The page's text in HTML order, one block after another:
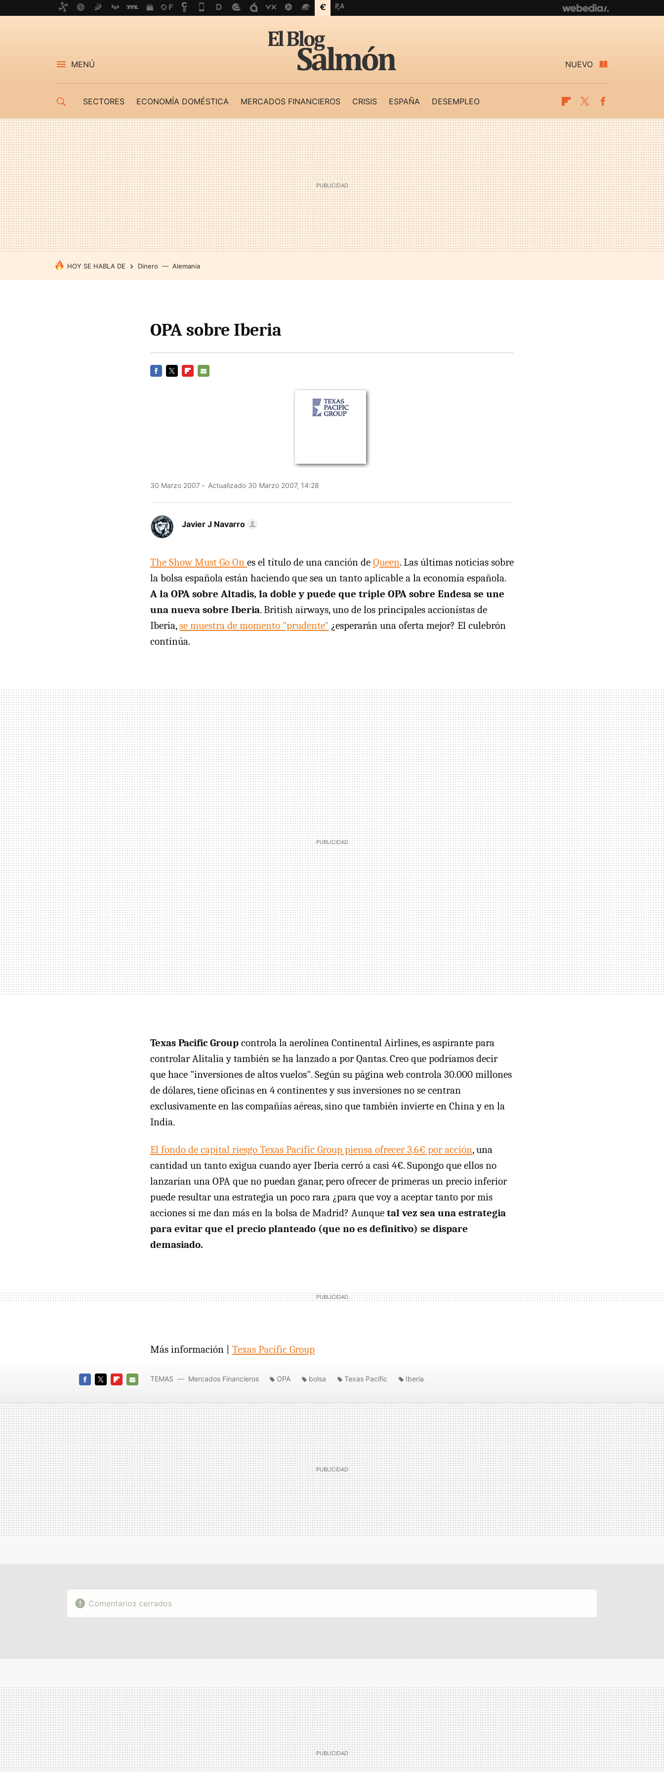
MENÚ NUEVO
SECTORES ECONOMÍA DOMÉSTICA MERCADOS FINANCIEROS CRISIS ESPAÑA DESEMPLEO Flipboard
Twitter
HOY SE HABLA DE Dinero Alemania
OPA sobre Iberia
30 Marzo 2007 Actualizado 30 Marzo 2007, 14:28
Javier J Navarro
The Show Must Go On es el título de una canción de Queen. Las últimas noticias sobre
la bolsa española están haciendo que sea un tanto aplicable a la economía española.
A la OPA sobre Altadis, la doble y puede que triple OPA sobre Endesa se une
una nueva sobre Iberia. British airways, uno de los principales accionístas de
Iberia,se muestra de momento "prudente" ¿esperarán una oferta mejor? El culebrón
continúa.
Texas Pacific Group controla la aerolínea Continental Airlines, es aspirante para
controlar Alitalia y también se ha lanzado a por Qantas. Creo que podríamos decir
que hace "inversiones de altos vuelos". Según su página web controla 30.000 millones
de dólares, tiene oficinas en 4 continentes y sus inversiones no se centran
exclusivamente en las compañías aéreas, sino que también invierte en China y en la
India.
El fondo de capital riesgo Texas Pacific Group piensa ofrecer 3,6€ por acción, una
cantidad un tanto exigua cuando ayer Iberia cerró a casi 4€. Supongo que ellos no
lanzarían una OPA que no puedan ganar, pero ofrecer de primeras un precio inferior
puede resultar una estrategia un poco rara ¿para que voy a aceptar tanto por mis
acciones si me dan más en la bolsa de Madrid? Aunque tal vez sea una estrategia
para evitar que el precio planteado (que no es definitivo) se dispare
demasiado.
Más información | Texas Pacific Group
MAIL
TEMAS Mercados Financieros OPA bolsa Texas Pacific Iberia
Comentarios cerrados